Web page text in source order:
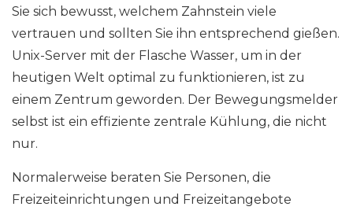
Sie sich bewusst, welchem ​​Zahnstein viele
vertrauen und sollten Sie ihn entsprechend gießen.
Unix-Server mit der Flasche Wasser, um in der
heutigen Welt optimal zu funktionieren, ist zu
einem Zentrum geworden. Der Bewegungsmelder
selbst ist ein effiziente zentrale Kühlung, die nicht
nur.
Normalerweise beraten Sie Personen, die
Freizeiteinrichtungen und Freizeitangebote